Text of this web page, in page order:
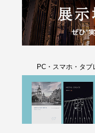
PC・スマホ・タブ